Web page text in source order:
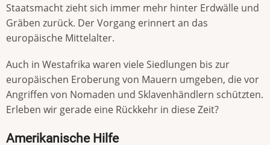
Staatsmacht zieht sich immer mehr hinter Erdwälle und
Gräben zurück. Der Vorgang erinnert an das
europäische Mittelalter.
Auch in Westafrika waren viele Siedlungen bis zur
europäischen Eroberung von Mauern umgeben, die vor
Angriffen von Nomaden und Sklavenhändlern schützten.
Erleben wir gerade eine Rückkehr in diese Zeit?
Amerikanische Hilfe